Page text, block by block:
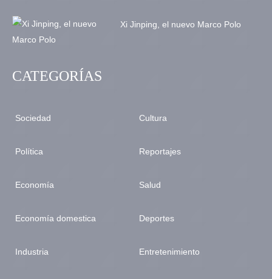
Xi Jinping, el nuevo Marco Polo
CATEGORÍAS
Sociedad
Política
Economía
Economía domestica
Industria
Cultura
Reportajes
Salud
Deportes
Entretenimiento